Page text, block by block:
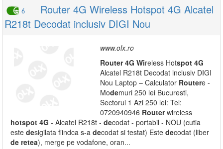
6
Router 4G Wireless Hotspot 4G Alcatel
R218t Decodat inclusiv DIGI Nou
www.olx.ro
Router 4G Wireless Hotspot 4G
Alcatel R218t Decodat inclusiv DIGI
Nou Laptop – Calculator Routere -
Modemuri 250 lei Bucuresti,
Sectorul 1 Azi 250 lei: Tel:
0720940946 Routerwireless
hotspot 4G - Alcatel R218t - decodat - portabil - NOU (cutia
este desigilata fiindca s-a decodat si testat) Este decodat (liber
de retea), merge pe vodafone, oran...